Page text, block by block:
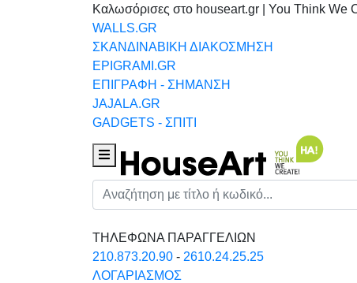
Καλωσόρισες στο houseart.gr | You Think We
WALLS.GR
ΣΚΑΝΔΙΝΑΒΙΚΗ ΔΙΑΚΟΣΜΗΣΗ
EPIGRAMI.GR
ΕΠΙΓΡΑΦΗ - ΣΗΜΑΝΣΗ
JAJALA.GR
GADGETS - ΣΠΙΤΙ
Houseart Menu
Αναζήτηση
ΤΗΛΕΦΩΝΑ ΠΑΡΑΓΓΕΛΙΩΝ
210.873.20.90 - 2610.24.25.25
ΛΟΓΑΡΙΑΣΜΟΣ